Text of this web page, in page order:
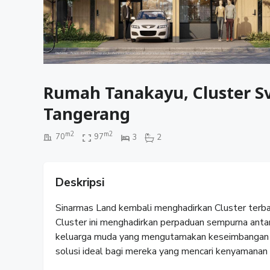
Rumah Tanakayu, Cluster
Tangerang
70m2 97m2 3 2
Deskripsi
Sinarmas Land kembali menghadirkan Cluster
Cluster ini menghadirkan perpaduan sempurna
keluarga muda yang mengutamakan
solusi ideal bagi mereka yang mencari